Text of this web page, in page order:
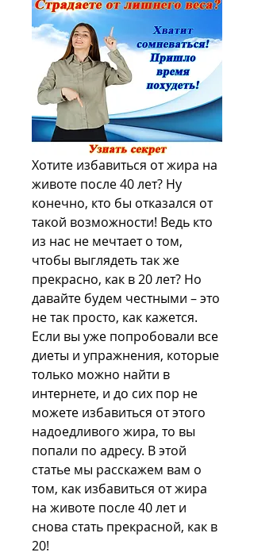
Хотите избавиться от жира на
животе после 40 лет? Ну
конечно, кто бы отказался от
такой возможности! Ведь кто
из нас не мечтает о том,
чтобы выглядеть так же
прекрасно, как в 20 лет? Но
давайте будем честными – это
не так просто, как кажется.
Если вы уже попробовали все
диеты и упражнения, которые
только можно найти в
интернете, и до сих пор не
можете избавиться от этого
надоедливого жира, то вы
попали по адресу. В этой
статье мы расскажем вам о
том, как избавиться от жира
на животе после 40 лет и
снова стать прекрасной, как в
20!